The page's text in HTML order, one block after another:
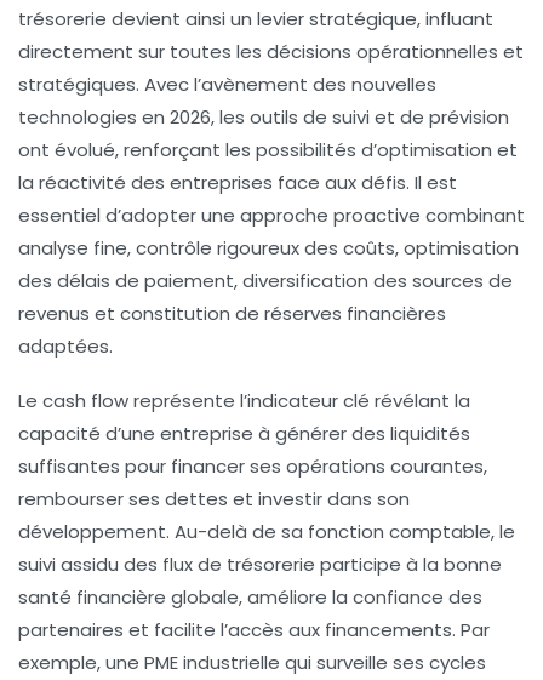
trésorerie devient ainsi un levier stratégique, influant
directement sur toutes les décisions opérationnelles et
stratégiques. Avec l’avènement des nouvelles
technologies en 2026, les outils de suivi et de prévision
ont évolué, renforçant les possibilités d’optimisation et
la réactivité des entreprises face aux défis. Il est
essentiel d’adopter une approche proactive combinant
analyse fine, contrôle rigoureux des coûts, optimisation
des délais de paiement, diversification des sources de
revenus et constitution de réserves financières
adaptées.
Le cash flow représente l’indicateur clé révélant la
capacité d’une entreprise à générer des liquidités
suffisantes pour financer ses opérations courantes,
rembourser ses dettes et investir dans son
développement. Au-delà de sa fonction comptable, le
suivi assidu des flux de trésorerie participe à la bonne
santé financière globale, améliore la confiance des
partenaires et facilite l’accès aux financements. Par
exemple, une PME industrielle qui surveille ses cycles